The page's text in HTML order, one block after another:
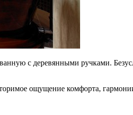
с деревянными ручками.
ощущение комфорта,